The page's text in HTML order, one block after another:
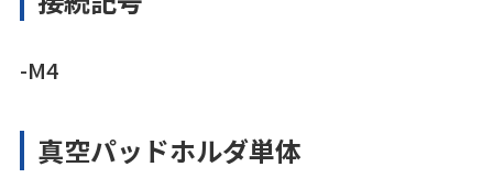
-M4
真空パッドホルダ単体